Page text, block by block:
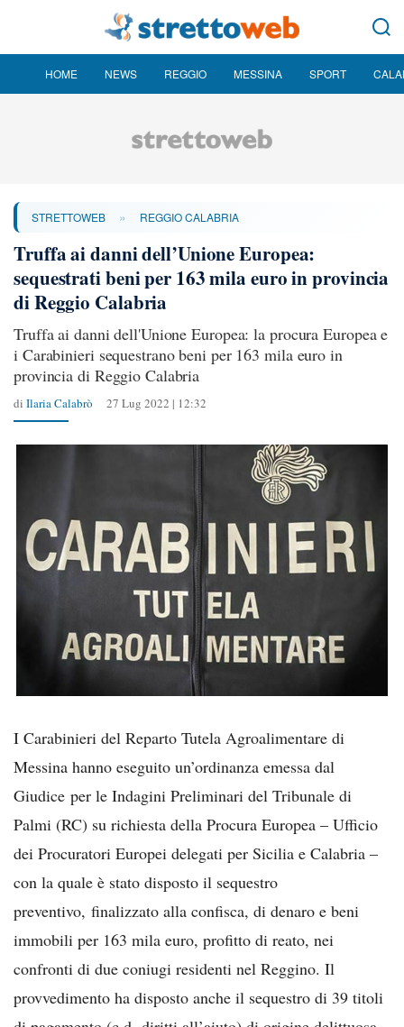
HOME NEWS REGGIO MESSINA SPORT
STRETTOWEB » REGGIO CALABRIA
Truffa ai danni dell’Unione Europea:
sequestrati beni per 163 mila euro in provincia
di Reggio Calabria
Truffa ai danni dell'Unione Europea: la procura Europea e
i Carabinieri sequestrano beni per 163 mila euro in
provincia di Reggio Calabria
di Ilaria Calabrò 27 Lug 2022 | 12:32
I Carabinieri del Reparto Tutela Agroalimentare di
Messina hanno eseguito un’ordinanza emessa dal
Giudice per le Indagini Preliminari del Tribunale di
Palmi (RC) su richiesta della Procura Europea – Ufficio
dei Procuratori Europei delegati per Sicilia e Calabria –
con la quale è stato disposto il sequestro
preventivo, finalizzato alla confisca, di denaro e beni
immobili per 163 mila euro, profitto di reato, nei
confronti di due coniugi residenti nel Reggino. Il
provvedimento ha disposto anche il sequestro di 39 titoli